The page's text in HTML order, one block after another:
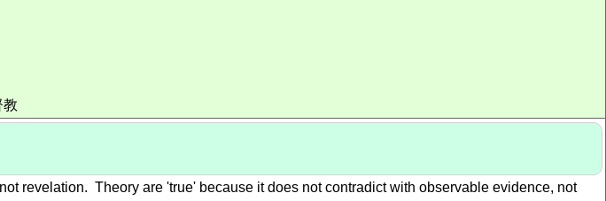
教
revelation. Theory are 'true' because it does not contradict with observable evidence, not